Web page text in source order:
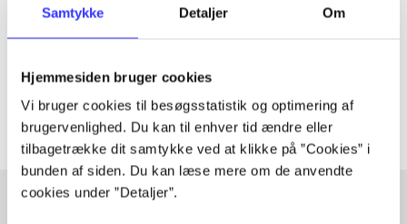
Samtykke Detaljer Om
Hjemmesiden bruger cookies
Vi bruger cookies til besøgsstatistik og optimering af
brugervenlighed. Du kan til enhver tid ændre eller
tilbagetrække dit samtykke ved at klikke på ”Cookies” i
bunden af siden. Du kan læse mere om de anvendte
cookies under ”Detaljer”.
Artiklerne i handler ofte om